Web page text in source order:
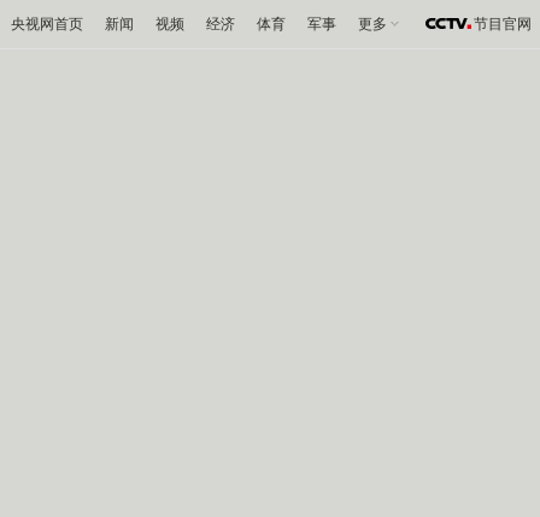
央视网首页 新闻 视频 经济 体育 军事 更多 节目官网